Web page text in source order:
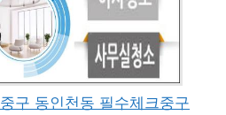
중구 동인천동 필수체크중구